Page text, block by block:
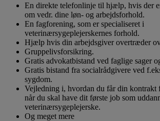
En direkte telefonlinje til hjælp, hvis der
om vedr. dine løn- og arbejdsforhold.
En fagforening, som er specialiseret i
veterinærsygeplejerskernes forhold.
Hjælp hvis din arbejdsgiver overtræder
Gruppelivsforsikring.
Gratis advokatbistand ved faglige sager
Gratis bistand fra socialrådgivere ved
sygdom.
Vejledning i, hvordan du får din kontrakt
når du skal have dit første job som
veterinærsygeplejerske.
Og meget mere